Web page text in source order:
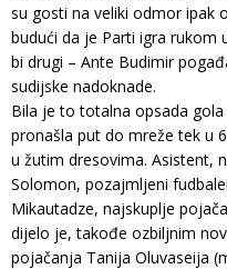
su gosti na veliki odmor ipak
budući da je Parti igra rukom
bi drugi – Ante Budimir
sudijske nadoknade.
Bila je to totalna opsada
pronašla put do mreže tek u
u žutim dresovima. Asistent,
Solomon, pozajmljeni
Mikautadze, najskuplje
dijelo je, takođe ozbiljnim
pojačanja Tanija Oluvaseija